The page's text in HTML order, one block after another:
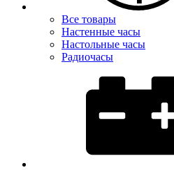
Все товары
Настенные часы
Настольные часы
Радиочасы